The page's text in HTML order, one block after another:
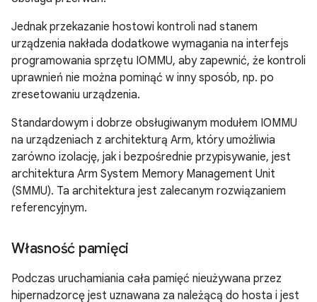
Jednak przekazanie hostowi kontroli nad stanem
urządzenia nakłada dodatkowe wymagania na interfejs
programowania sprzętu IOMMU, aby zapewnić, że kontroli
uprawnień nie można pominąć w inny sposób, np. po
zresetowaniu urządzenia.
Standardowym i dobrze obsługiwanym modułem IOMMU
na urządzeniach z architekturą Arm, który umożliwia
zarówno izolację, jak i bezpośrednie przypisywanie, jest
architektura Arm System Memory Management Unit
(SMMU). Ta architektura jest zalecanym rozwiązaniem
referencyjnym.
Własność pamięci
Podczas uruchamiania cała pamięć nieużywana przez
hipernadzorcę jest uznawana za należącą do hosta i jest